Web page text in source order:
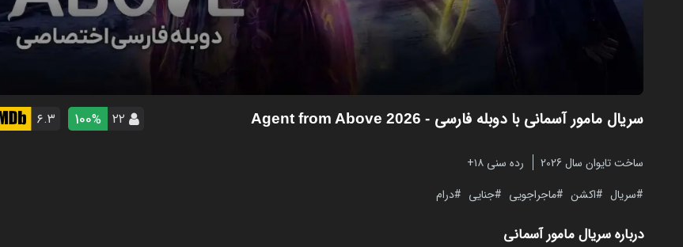
سریال مامور آسمانی با دوبله فارسی - Agent from Above 2026 ۲۲ 100% ۶.۳
ساخت تایوان سال 2026
رده سنی ۱۸+
سریال
اکشن ماجراجویی جنایی درام
درباره سریال مامور آسمانی